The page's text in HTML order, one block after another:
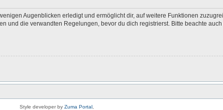
Augenblicken erledigt und ermöglicht dir, auf weitere Funktionen
und die verwandten Regelungen, bevor du dich registrierst. Bitte beachte
Style developer by Zuma Portal